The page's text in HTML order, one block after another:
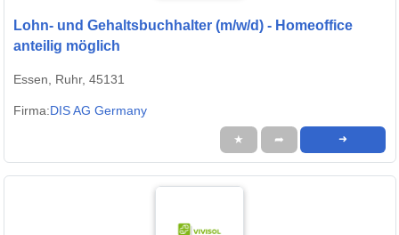
Lohn- und Gehaltsbuchhalter (m/w/d) - Homeoffice
anteilig möglich
Essen, Ruhr, 45131
Firma:DIS AG Germany
★ ➦ ➜